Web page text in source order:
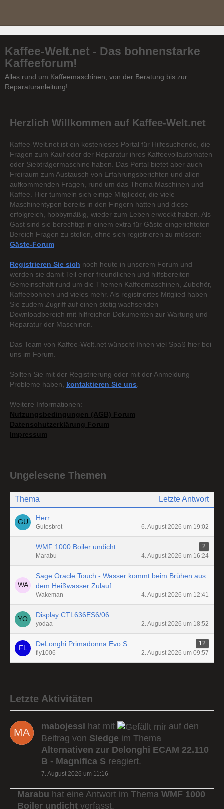
Kaffee-Welt.net - Das bohnenstarke
Kaffeeforum!
Alles rund um Kaffeemaschinen, von der Beratung bis zur
Reparaturanleitung!
Herzlich Willkommen auf Kaffee-Welt.net
Kaffee-Welt.net ist ein kostenloses Portal für Hilfesuchende, die
Fragen zum Kauf oder der Reparatur ihres Kaffeevollautomaten
oder Siebträgermaschine haben. Das Portal bietet aber auch
Freiraum zum Austausch von Erfahrungsberichten und allen
aufkommenden Fragen, rund um das Thema Maschinen und
Kaffee. Hier tummeln sich einige Mitglieder, die viele
Maschinentypen bereits in den Fingern hatten und diese
erfolgreich, hobbymäßig, wieder zum Leben erweckt haben. Als
Gast sind sie berechtigt in einem extra für Gäste eingerichteten
Bereich Fragen zu stellen, ohne sich registrieren zu müssen:
Gäste-Forum
Registrieren Sie sich noch heute in unserem Forum und
werden sie damit Teil einer freundlichen und hilfsbereiten
Gemeinschaft rund um die Themen Kaffeemaschinen, Zubehör,
Kaffeebohnen und vieles mehr. Als registriertes Mitglied haben
Sie zudem Zugriff auf einen stetig wachsenden
Downloadbereich mit hilfreichen Dokumenten zur Wartung und
Reparatur der Maschinen.
Das Team von Kaffee-Welt.net wünscht Ihnen viel Spaß hier bei
uns im Forum.
Sollten Sie mit der Registrierung oder mit der Anmeldung
Probleme haben, kontaktieren Sie uns
Weitere Informationen:
Nutzungsbedingungen (AGB) Forum
Datenschutzerklärung Forum
Impressum
Ungelesene Themen
Thema Letzte Antwort
Herr
Gutesbrot 6. August 2026 um 19:02
WMF 1000 Boiler undicht
2
Marabu
4. August 2026 um 16:24
Sage Oracle Touch - Wasser kommt beim Brühen aus
dem Heißwasser Zulauf
Wakeman 4. August 2026 um 12:41
Display CTL636ES6/06
yodaa 2. August 2026 um 18:52
DeLonghi Primadonna Evo S
12
fly1006
2. August 2026 um 09:57
Letzte Aktivitäten
mabojessi hat mit
auf den
Beitrag von Sledge im Thema
Alternativen zur Delonghi ECAM 22.110
B - Magnifica S reagiert.
7. August 2026 um 11:16
Marabu hat eine Antwort im Thema WMF 1000
Boiler undicht verfasst.